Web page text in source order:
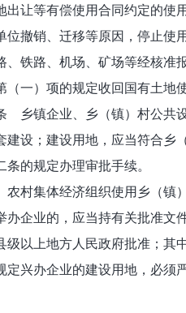
等有偿使用合同约定的使
撤销、迁移等原因，停止使
铁路、机场、矿场等经核准
一）项的规定收回国有土地
镇企业、乡（镇）村公共设
建设；建设用地，应当符合乡
条的规定办理审批手续。
集体经济组织使用乡（镇）
办企业的，应当持有关批准文
级以上地方人民政府批准；其
办企业的建设用地，必须严